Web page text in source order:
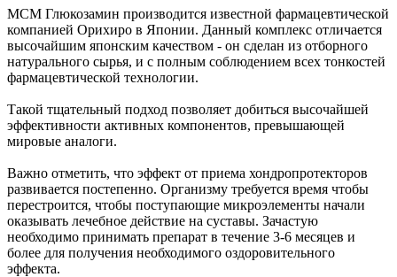
МСМ Глюкозамин производится известной фармацевтической
компанией Орихиро в Японии. Данный комплекс отличается
высочайшим японским качеством - он сделан из отборного
натурального сырья, и с полным соблюдением всех тонкостей
фармацевтической технологии.
Такой тщательный подход позволяет добиться высочайшей
эффективности активных компонентов, превышающей
мировые аналоги.
Важно отметить, что эффект от приема хондропротекторов
развивается постепенно. Организму требуется время чтобы
перестроится, чтобы поступающие микроэлементы начали
оказывать лечебное действие на суставы. Зачастую
необходимо принимать препарат в течение 3-6 месяцев и
более для получения необходимого оздоровительного
эффекта.